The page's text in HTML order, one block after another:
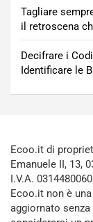
Tagliare
il retroscena
Decifrare i
Identificare le
Ecoo.it di
Emanuele II, 13,
I.V.A.
Ecoo.it non è
aggiornato